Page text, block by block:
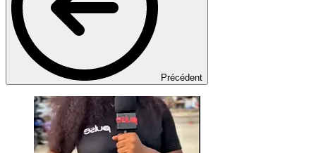
Précédent